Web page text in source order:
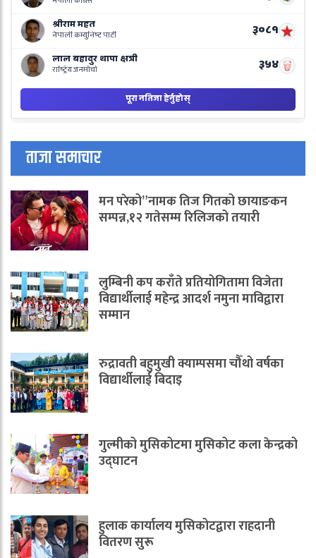
ताजा समाचार
मन परेको”नामक तिज गितको छायाङकन
सम्पन्न,१२ गतेसम्म रिलिजको तयारी
लुम्बिनी कप कराँते प्रतियोगितामा विजेता
विद्यार्थीलाई महेन्द्र आदर्श नमुना माविद्वारा
सम्मान
रुद्रावती बहुमुखी क्याम्पसमा चौँथो वर्षका
विद्यार्थीलाई बिदाइ
गुल्मीको मुसिकोटमा मुसिकोट कला केन्द्रको
उद्घाटन
हुलाक कार्यालय मुसिकोटद्वारा राहदानी
वितरण सुरू